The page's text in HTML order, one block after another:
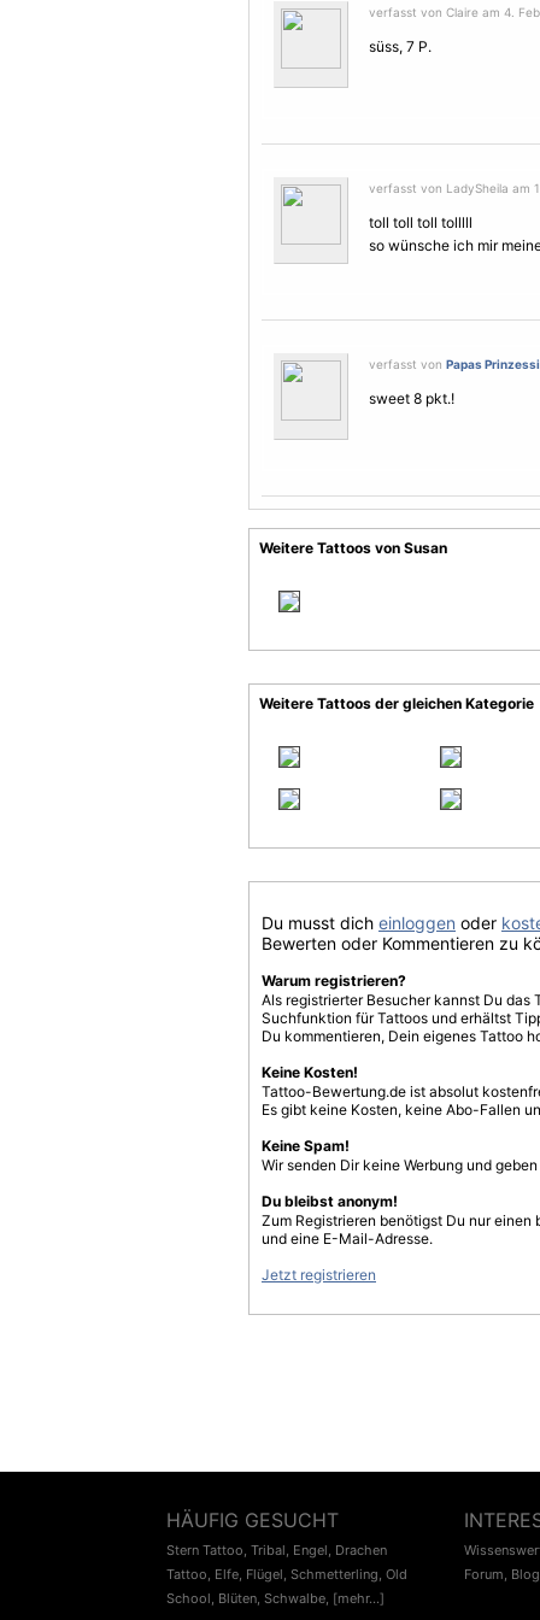
verfasst von Claire am 4.
süss, 7 P.
verfasst von LadySheila am
toll toll toll tolllll
so wünsche ich mir
verfasst von Papas
sweet 8 pkt.!
Weitere Tattoos von Susan
Weitere Tattoos der gleichen Kategorie
Du musst dich einloggen oder
Bewerten oder Kommentieren zu
Warum registrieren?
Als registrierter Besucher kannst Du
Suchfunktion für Tattoos und erhältst
Du kommentieren, Dein eigenes Tattoo
Keine Kosten!
Tattoo-Bewertung.de ist absolut
Es gibt keine Kosten, keine Abo-Fallen
Keine Spam!
Wir senden Dir keine Werbung und
Du bleibst anonym!
Zum Registrieren benötigst Du nur einen
und eine E-Mail-Adresse.
Jetzt registrieren
HÄUFIG GESUCHT
Stern Tattoo, Tribal, Engel, Drachen
Tattoo, Elfe, Flügel, Schmetterling, Old
School, Blüten, Schwalbe, [mehr...]
Forum, Blog